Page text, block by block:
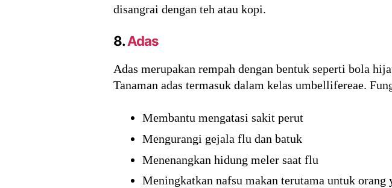
disangrai dengan teh atau kopi.
8.Adas
Adas merupakan rempah dengan bentuk seperti bola
Tanaman adas termasuk dalam kelas umbellifereae.
Membantu mengatasi sakit perut
Mengurangi gejala flu dan batuk
Menenangkan hidung meler saat flu
Meningkatkan nafsu makan terutama untuk orang